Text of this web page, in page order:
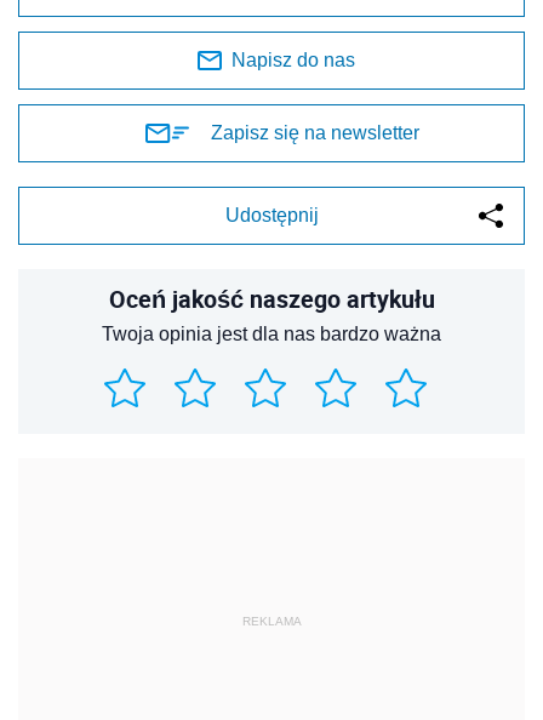
Napisz do nas
Zapisz się na newsletter
Udostępnij
Oceń jakość naszego artykułu
Twoja opinia jest dla nas bardzo ważna
REKLAMA